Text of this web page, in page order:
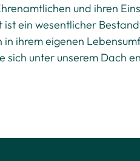
und ihren
ein wesentlicher
ihrem eigenen
sich unter unserem Dach